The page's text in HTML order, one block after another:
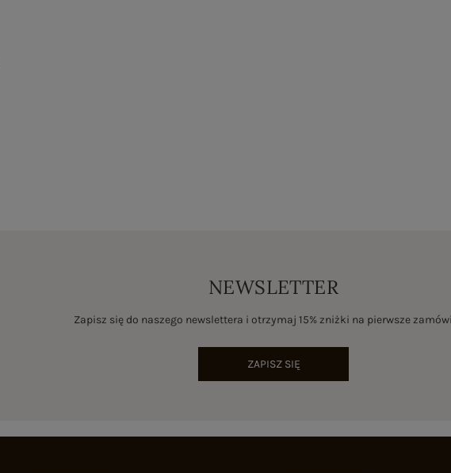
NEWSLETTER
Zapisz się do naszego newslettera i otrzymaj 15% zniżki na pierwsze
ZAPISZ SIĘ